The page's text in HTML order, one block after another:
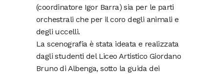
(coordinatore Igor Barra) sia per le parti
orchestrali che per il coro degli animali e
degli uccelli.
La scenografia è stata ideata e realizzata
dagli studenti del Liceo Artistico Giordano
Bruno di Albenga, sotto la guida dei